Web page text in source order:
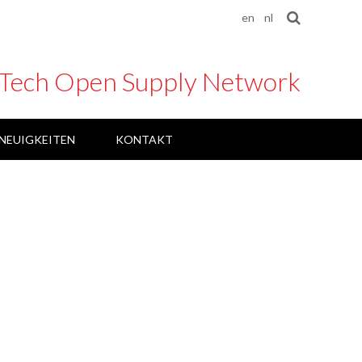
en nl
Open Supply Network
KONTAKT